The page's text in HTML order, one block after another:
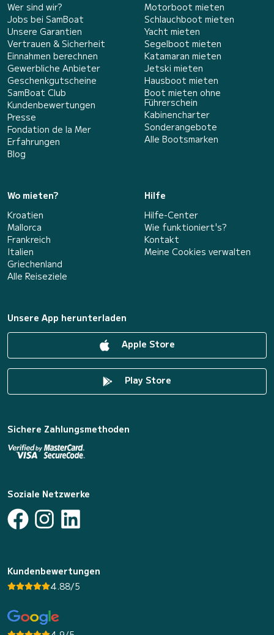
Wer sind wir?
Jobs bei SamBoat
Unsere Garantien
Vertrauen & Sicherheit
Einnahmen berechnen
Gewerbliche Anbieter
Geschenkgutscheine
SamBoat Club
Kundenbewertungen
Presse
Fondation de la Mer
Erfahrungen
Blog
Motorboot mieten
Schlauchboot mieten
Yacht mieten
Segelboot mieten
Katamaran mieten
Jetski mieten
Hausboot mieten
Boot mieten ohne
Führerschein
Kabinencharter
Sonderangebote
Alle Bootsmarken
Wo mieten?
Kroatien
Mallorca
Frankreich
Italien
Griechenland
Alle Reiseziele
Hilfe
Hilfe-Center
Wie funktioniert's?
Kontakt
Meine Cookies verwalten
Unsere App herunterladen
Apple Store
Play Store
Sichere Zahlungsmethoden
Soziale Netzwerke
Kundenbewertungen
4.88/5